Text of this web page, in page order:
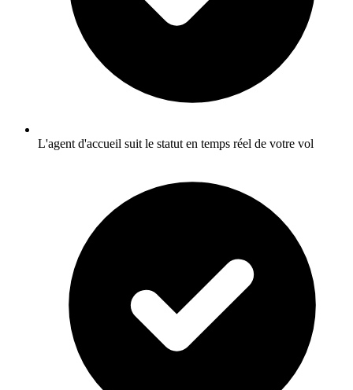
L'agent d'accueil suit le statut en temps réel de votre vol